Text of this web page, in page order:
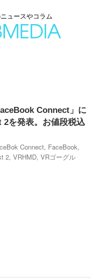
ュースやコラム
Connect」に
を発表。お値段税込
Connect, FaceBook,
2, VRHMD, VRゴーグル